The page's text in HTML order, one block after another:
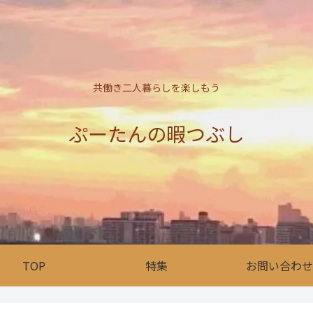
共働き二人暮らしを楽しもう
ぷーたんの暇つぶし
TOP 特集 お問い合わせ